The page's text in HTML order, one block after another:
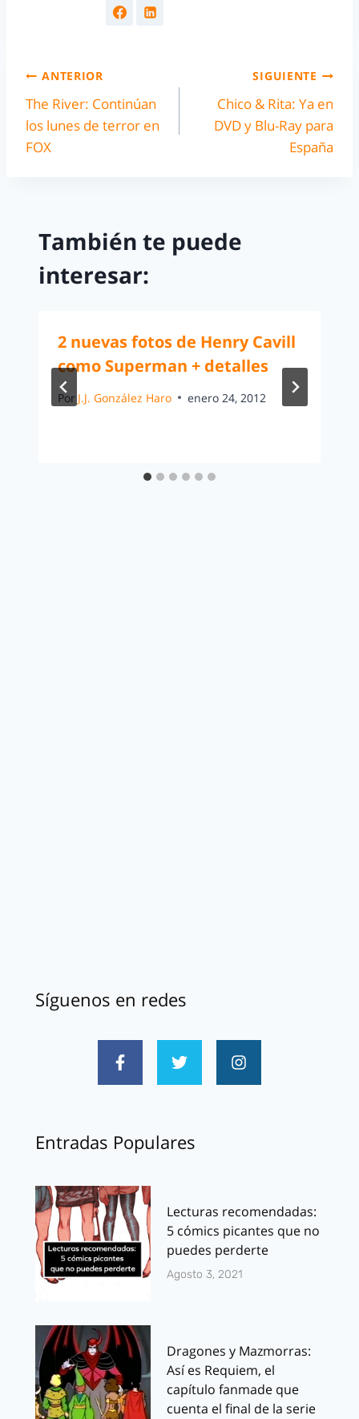
ANTERIOR
The River: Continúan
los lunes de terror en
FOX
SIGUIENTE
Chico & Rita: Ya en
DVD y Blu-Ray para
España
También te puede
interesar:
2 nuevas fotos de Henry Cavill
como Superman + detalles
Por J.J. González Haro enero 24, 2012
Síguenos en redes
Entradas Populares
Lecturas recomendadas:
5 cómics picantes que no
puedes perderte
Agosto 3, 2021
Dragones y Mazmorras:
Así es Requiem, el
capítulo fanmade que
cuenta el final de la serie